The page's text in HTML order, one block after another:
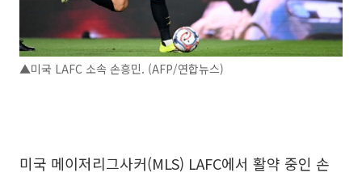
▲미국 LAFC 소속 손흥민. (AFP/연합뉴스)
미국 메이저리그사커(MLS) LAFC에서 활약 중인 손